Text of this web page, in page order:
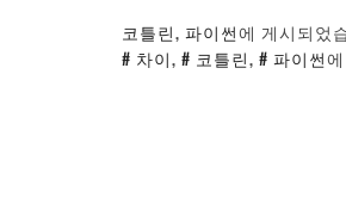
코틀린, 파이썬에 게시되었
차이, 코틀린, 파이썬